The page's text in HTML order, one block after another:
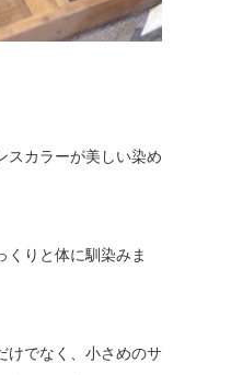
スカラーが美しい染め
くりと体に馴染みま
けでなく、小さめのサ